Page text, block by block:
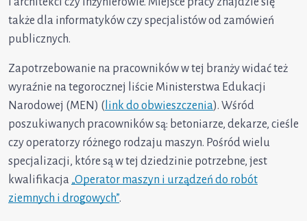
także dla informatyków czy specjalistów od zamówień
publicznych.
Zapotrzebowanie na pracowników w tej branży widać też
wyraźnie na tegorocznej liście Ministerstwa Edukacji
Narodowej (MEN) ( link do obwieszczenia). Wśród
poszukiwanych pracowników są: betoniarze, dekarze, cieśle
czy operatorzy różnego rodzaju maszyn. Pośród wielu
specjalizacji, które są w tej dziedzinie potrzebne, jest
kwalifikacja „Operator maszyn i urządzeń do robót
ziemnych i drogowych”.